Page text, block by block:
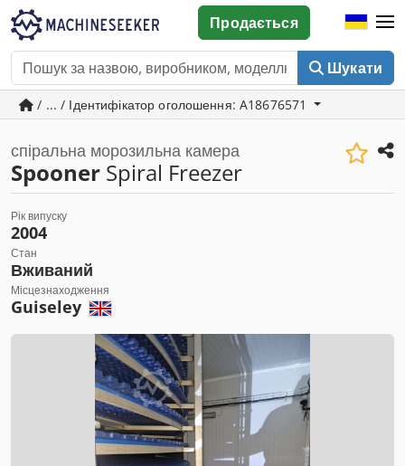
Шукати
Продається
/ ... / Ідентифікатор оголошення: A18676571
спіральна морозильна камера
Spooner Spiral Freezer
Рік випуску
2004
Стан
Вживаний
Місцезнаходження
Guiseley